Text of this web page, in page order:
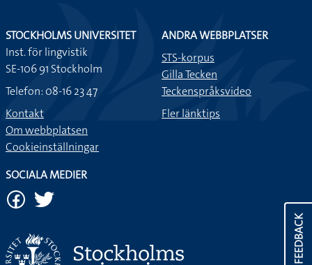
FEEDBACK
STOCKHOLMS UNIVERSITET
Inst. för lingvistik
SE-106 91 Stockholm
Telefon: 08-16 23 47
Kontakt
Om webbplatsen
Cookieinställningar
ANDRA WEBBPLATSER
STS-korpus
Gilla Tecken
Teckenspråksvideo
Fler länktips
SOCIALA MEDIER